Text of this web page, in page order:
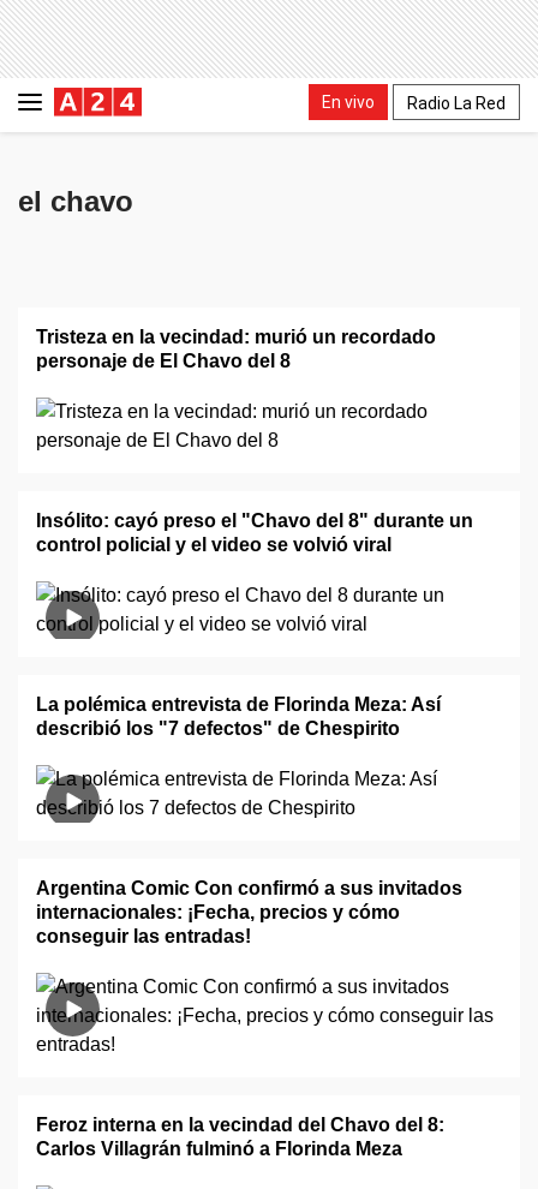
En vivo Radio La Red
el chavo
Tristeza en la vecindad: murió un recordado
personaje de El Chavo del 8
Insólito: cayó preso el "Chavo del 8" durante un
control policial y el video se volvió viral
La polémica entrevista de Florinda Meza: Así
describió los "7 defectos" de Chespirito
Argentina Comic Con confirmó a sus invitados
internacionales: ¡Fecha, precios y cómo
conseguir las entradas!
Feroz interna en la vecindad del Chavo del 8:
Carlos Villagrán fulminó a Florinda Meza